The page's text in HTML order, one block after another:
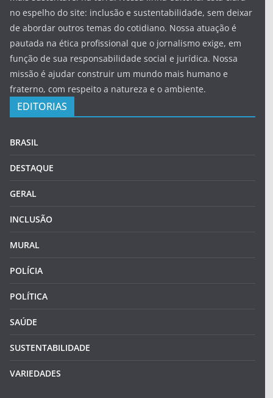
no espelho do site: inclusão e sustentabilidade, sem deixar
de abordar outros temas do cotidiano. Nossa atuação é
pautada na ética profissional que o jornalismo exige, em
função de sua responsabilidade social e jurídica. Nossa
missão é ajudar construir um mundo mais humano e
fraterno, com respeito a natureza e o ambiente.
EDITORIAS
BRASIL
DESTAQUE
GERAL
INCLUSÃO
MURAL
POLÍCIA
POLÍTICA
SAÚDE
SUSTENTABILIDADE
VARIEDADES